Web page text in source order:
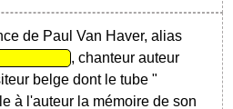
de Paul Van Haver, alias
, chanteur auteur
belge dont le tube "
à l'auteur la mémoire de son